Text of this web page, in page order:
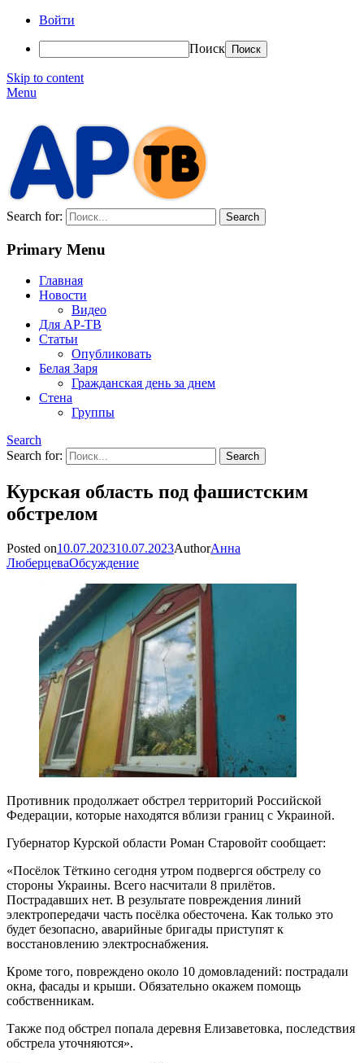
Войти
Поиск
Skip to content
Menu
Search for:
Primary Menu
Главная
Новости
Видео
Для АР-ТВ
Статьи
Опубликовать
Белая Заря
Гражданская день за днем
Стена
Группы
Search
Search for:
Курская область под фашистским
обстрелом
Posted on10.07.202310.07.2023AuthorАнна
ЛюберцеваОбсуждение
Противник продолжает обстрел территорий Российской
Федерации, которые находятся вблизи границ с Украиной.
Губернатор Курской области Роман Старовойт сообщает:
«Посёлок Тёткино сегодня утром подвергся обстрелу со
стороны Украины. Всего насчитали 8 прилётов.
Пострадавших нет. В результате повреждения линий
электропередачи часть посёлка обесточена. Как только это
будет безопасно, аварийные бригады приступят к
восстановлению электроснабжения.
Кроме того, повреждено около 10 домовладений: пострадали
окна, фасады и крыши. Обязательно окажем помощь
собственникам.
Также под обстрел попала деревня Елизаветовка, последствия
обстрела уточняются».